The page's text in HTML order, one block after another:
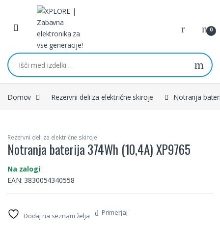
Skip to navigation
Skip to content
0
Išči:
Domov Rezervni deli za električne skiroje Notranja
Rezervni deli za električne skiroje
Notranja baterija 374Wh (10,4A) XP9765
Na zalogi
EAN: 3830054340558
Dodaj na seznam želja Primerjaj